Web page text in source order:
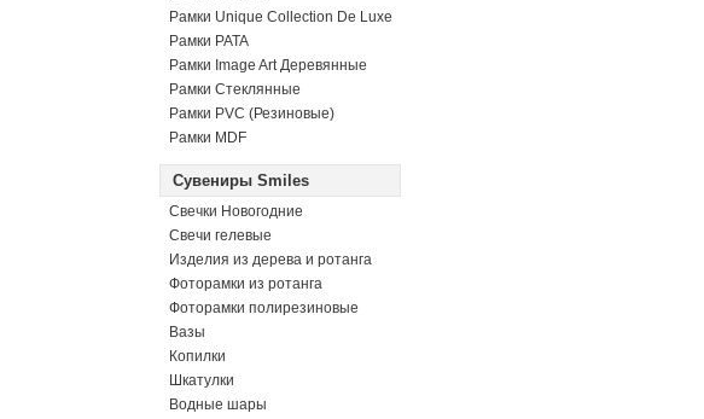
Рамки Unique Collection De Luxe
Рамки PATA
Рамки Image Art Деревянные
Рамки Стеклянные
Рамки PVC (Резиновые)
Рамки MDF
Сувениры Smiles
Свечки Новогодние
Свечи гелевые
Изделия из дерева и ротанга
Фоторамки из ротанга
Фоторамки полирезиновые
Вазы
Копилки
Шкатулки
Водные шары